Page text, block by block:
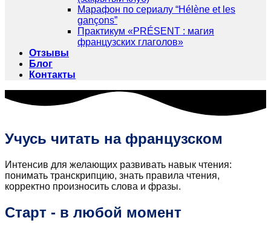
Марафон по сериалу “Hélène et les
gançons”
Практикум «PRÉSENT : магия
французских глаголов»
Отзывы
Блог
Контакты
Учусь читать на французском
Интенсив для желающих развивать навык чтения:
понимать транскрипцию, знать правила чтения,
корректно произносить слова и фразы.
Старт - в любой момент